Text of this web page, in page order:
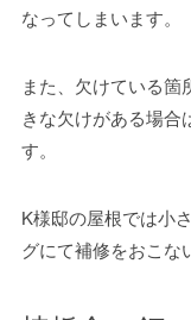
なってしまいます。
また、欠けている
きな欠けがある場合
す。
K様邸の屋根では小
グにて補修をおこな